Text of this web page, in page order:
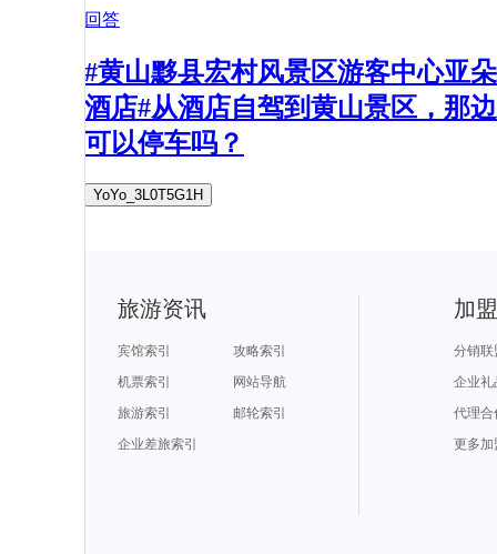
回答
#黄山黟县宏村风景区游客中心亚朵
酒店#从酒店自驾到黄山景区，那边
可以停车吗？
YoYo_3L0T5G1H
旅游资讯
宾馆索引
攻略索引
机票索引
网站导航
旅游索引
邮轮索引
企业差旅索引
加
分销联
企业礼
代理合
更多加